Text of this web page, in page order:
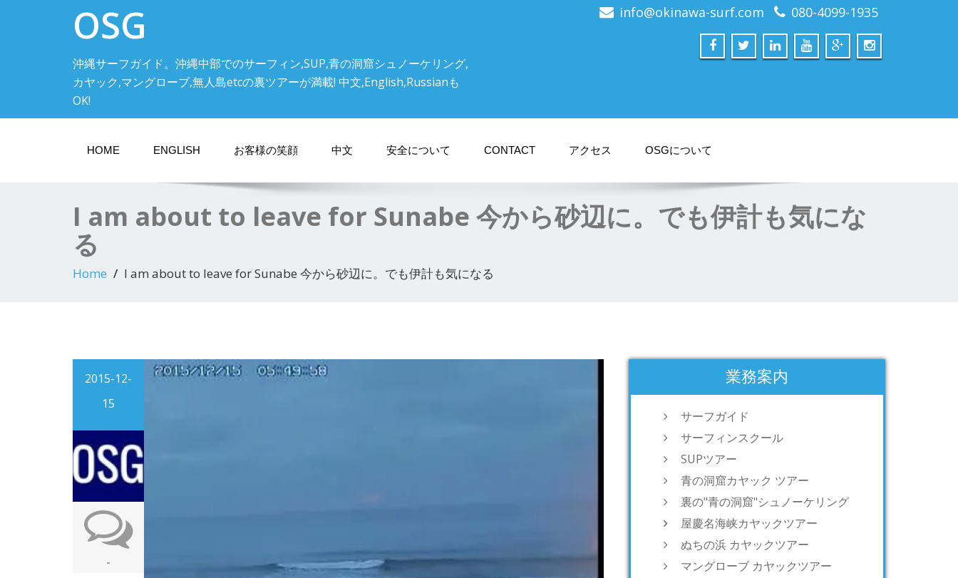
OSG
沖縄サーフガイド。沖縄中部でのサーフィン,SUP,青の洞窟シュノーケリング,
カヤック,マングローブ,無人島etcの裏ツアーが満載! 中文,English,Russianも
OK!
info@okinawa-surf.com 080-4099-1935
HOME ENGLISH お客様の笑顔 中文 安全について CONTACT アクセス OSGについて
I am about to leave for Sunabe 今から砂辺に。でも伊計も気にな
る
Home I am about to leave for Sunabe 今から砂辺に。でも伊計も気になる
2015-12-
15
-
業務案内
サーフガイド
サーフィンスクール
SUPツアー
青の洞窟カヤック ツアー
裏の"青の洞窟"シュノーケリング
屋慶名海峡カヤックツアー
ぬちの浜 カヤックツアー
マングローブ カヤックツアー